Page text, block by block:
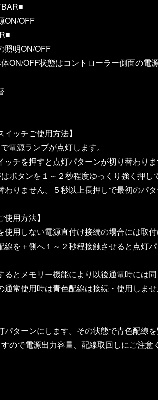
ON/OFF
照明ON/OFF
ON/OFF状態はコントローラー側面の電
イッチご使用方法】
電源ランプが点灯します。
チを押すと点灯パターンが切り替わりま
ボタンを１～２秒程度ゆっくり強く押し
りません。５秒以上長押しで最初のパタ
使用方法】
使用しない電源直付け接続の場合には取
線を＋側へ１～２秒程接触させると点灯
るとメモリー機能により以後通電時には同
通常使用時は青色配線は接続・使用しま
パターンにします。その状態で青色配線
ので電源出力容量、配線取回しにご注意